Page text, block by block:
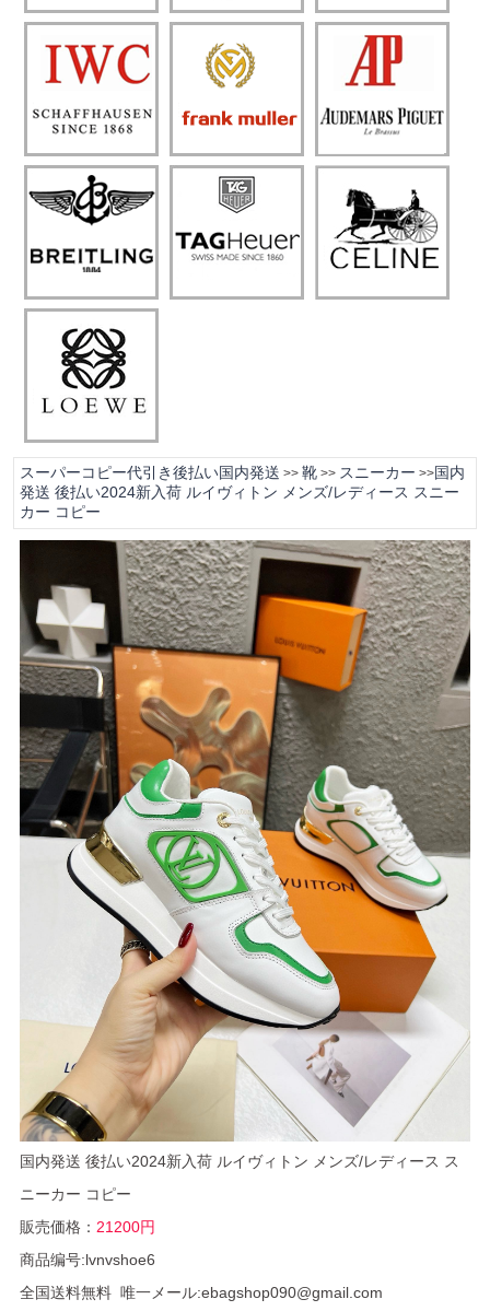
スーパーコピー代引き後払い国内発送 >> 靴>> スニーカー >>国内
発送 後払い2024新入荷 ルイヴィトン メンズ/レディース スニー
カー コピー
国内発送 後払い2024新入荷 ルイヴィトン メンズ/レディース ス
ニーカー コピー
販売価格： 21200円
商品编号:lvnvshoe6
全国送料無料 唯一メール:ebagshop090@gmail.com